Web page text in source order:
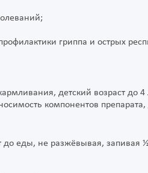
гриппа и острых
детский возраст до
компонентов
до еды, не разжёвывая, запивая